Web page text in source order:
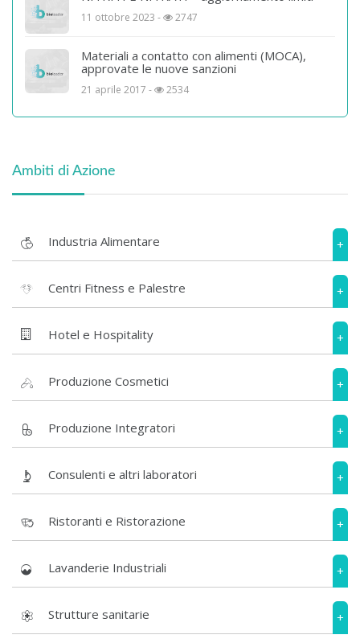
11 ottobre 2023 - 2747
Materiali a contatto con alimenti (MOCA),
approvate le nuove sanzioni
21 aprile 2017 - 2534
Ambiti di Azione
Industria Alimentare +
Centri Fitness e Palestre +
Hotel e Hospitality +
Produzione Cosmetici +
Produzione Integratori +
Consulenti e altri laboratori +
Ristoranti e Ristorazione +
Lavanderie Industriali +
Strutture sanitarie +